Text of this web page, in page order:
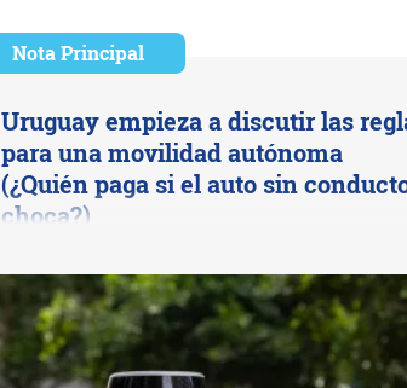
Nota Principal
Uruguay empieza a discutir las
para una movilidad autónoma
(¿Quién paga si el auto sin
choca?)